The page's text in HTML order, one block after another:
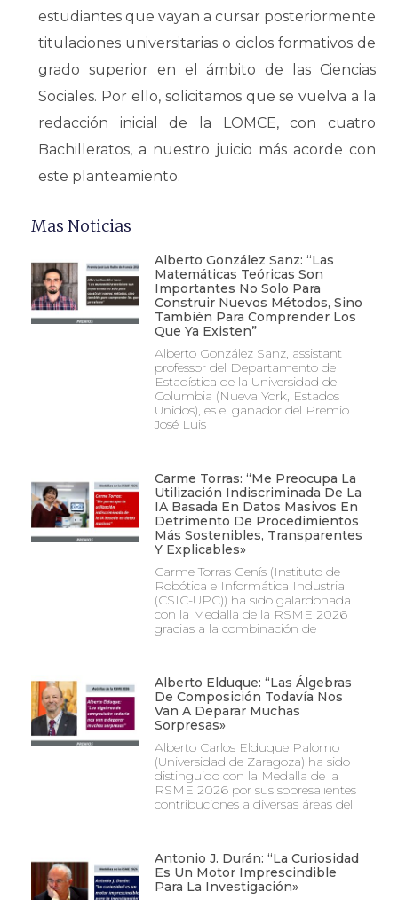
estudiantes que vayan a cursar posteriormente
titulaciones universitarias o ciclos formativos de
grado superior en el ámbito de las Ciencias
Sociales. Por ello, solicitamos que se vuelva a la
redacción inicial de la LOMCE, con cuatro
Bachilleratos, a nuestro juicio más acorde con
este planteamiento.
Mas Noticias
Alberto González Sanz: “Las
Matemáticas Teóricas Son
Importantes No Solo Para
Construir Nuevos Métodos, Sino
También Para Comprender Los
Que Ya Existen”
Alberto González Sanz, assistant
professor del Departamento de
Estadística de la Universidad de
Columbia (Nueva York, Estados
Unidos), es el ganador del Premio
José Luis
Carme Torras: “Me Preocupa La
Utilización Indiscriminada De La
IA Basada En Datos Masivos En
Detrimento De Procedimientos
Más Sostenibles, Transparentes
Y Explicables»
Carme Torras Genís (Instituto de
Robótica e Informática Industrial
(CSIC-UPC)) ha sido galardonada
con la Medalla de la RSME 2026
gracias a la combinación de
Alberto Elduque: “Las Álgebras
De Composición Todavía Nos
Van A Deparar Muchas
Sorpresas»
Alberto Carlos Elduque Palomo
(Universidad de Zaragoza) ha sido
distinguido con la Medalla de la
RSME 2026 por sus sobresalientes
contribuciones a diversas áreas del
Antonio J. Durán: “La Curiosidad
Es Un Motor Imprescindible
Para La Investigación»